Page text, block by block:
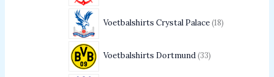
Voetbalshirts Crystal Palace 18
Voetbalshirts Dortmund 33